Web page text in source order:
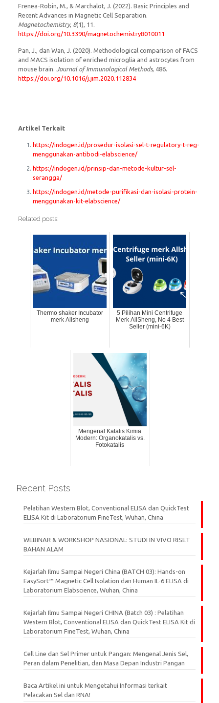
Frenea-Robin, M., & Marchalot, J. (2022). Basic Principles and
Recent Advances in Magnetic Cell Separation.
Magnetochemistry, 8(1), 11.
https://doi.org/10.3390/magnetochemistry8010011
Pan, J., dan Wan, J. (2020). Methodological comparison of FACS
and MACS isolation of enriched microglia and astrocytes from
mouse brain.
Journal of Immunological Methods, 486.
https://doi.org/10.1016/j.jim.2020.112834
Artikel Terkait
https://indogen.id/prosedur-isolasi-sel-t-regulatory-t-reg-
menggunakan-antibodi-elabscience/
https://indogen.id/prinsip-dan-metode-kultur-sel-
serangga/
https://indogen.id/metode-purifikasi-dan-isolasi-protein-
menggunakan-kit-elabscience/
Related posts:
Thermo shaker Incubator
merk Allsheng
5 Pilihan Mini Centrifuge
Merk AllSheng, No 4 Best
Seller (mini-6K)
Mengenal Katalis Kimia
Modern: Organokatalis vs.
Fotokatalis
Recent Posts
Pelatihan Western Blot, Conventional ELISA dan QuickTest
ELISA Kit di Laboratorium FineTest, Wuhan, China
WEBINAR & WORKSHOP NASIONAL: STUDI IN VIVO RISET
BAHAN ALAM
Kejarlah Ilmu Sampai Negeri China (BATCH 03): Hands-on
EasySort™ Magnetic Cell Isolation dan Human IL-6 ELISA di
Laboratorium Elabscience, Wuhan, China
Kejarlah Ilmu Sampai Negeri CHINA (Batch 03) : Pelatihan
Western Blot, Conventional ELISA dan QuickTest ELISA Kit di
Laboratorium FineTest, Wuhan, China
Cell Line dan Sel Primer untuk Pangan: Mengenal Jenis Sel,
Peran dalam Penelitian, dan Masa Depan Industri Pangan
Baca Artikel ini untuk Mengetahui Informasi terkait
Pelacakan Sel dan RNA!